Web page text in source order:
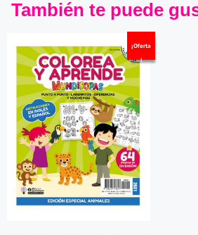
También te puede
¡Oferta
!